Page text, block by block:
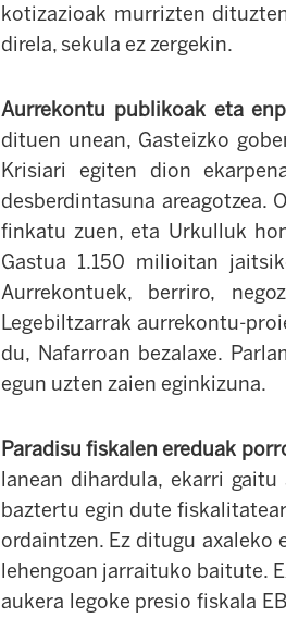
kotizazioak murrizten
direla, sekula ez zergekin.
Aurrekontu publikoak eta
dituen unean, Gasteizko
Krisiari egiten dion
desberdintasuna areagotzea.
finkatu zuen, eta Urkulluk
Gastua 1.150 milioitan
Aurrekontuek, berriro,
Legebiltzarrak aurrekontu-
du, Nafarroan bezalaxe.
egun uzten zaien eginkizuna.
Paradisu fiskalen ereduak
lanean dihardula, ekarri
baztertu egin dute
ordaintzen. Ez ditugu axaleko
lehengoan jarraituko baitute.
aukera legoke presio fiskala